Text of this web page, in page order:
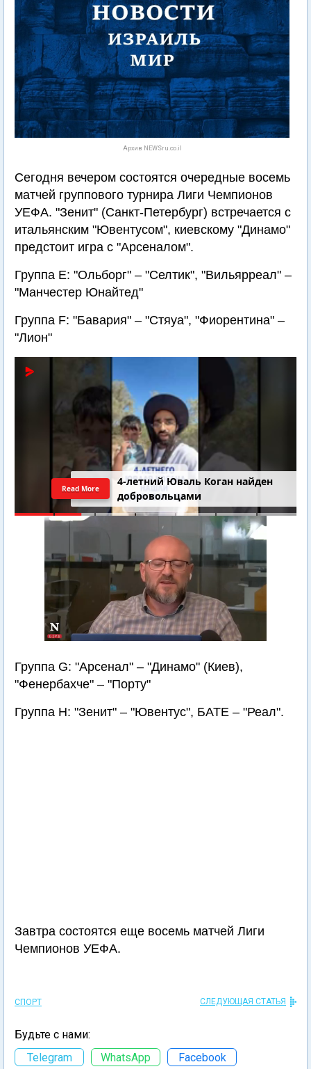
Архив NEWSru.co.il
Сегодня вечером состоятся очередные восемь
матчей группового турнира Лиги Чемпионов
УЕФА. "Зенит" (Санкт-Петербург) встречается с
итальянским "Ювентусом", киевскому "Динамо"
предстоит игра с "Арсеналом".
Группа Е: "Ольборг" – "Селтик", "Вильярреал" –
"Манчестер Юнайтед"
Группа F: "Бавария" – "Стяуа", "Фиорентина" –
"Лион"
4-летний Юваль Коган найден
добровольцами
Read More
Группа G: "Арсенал" – "Динамо" (Киев),
"Фенербахче" – "Порту"
Группа H: "Зенит" – "Ювентус", БАТЕ – "Реал".
Завтра состоятся еще восемь матчей Лиги
Чемпионов УЕФА.
СПОРТ СЛЕДУЮЩАЯ СТАТЬЯ
Будьте с нами:
Telegram
WhatsApp Facebook